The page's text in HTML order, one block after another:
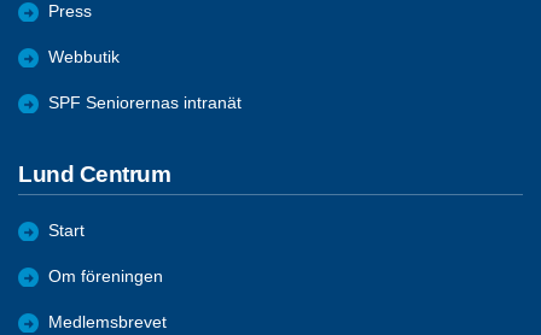
Press
Webbutik
SPF Seniorernas intranät
Lund Centrum
Start
Om föreningen
Medlemsbrevet